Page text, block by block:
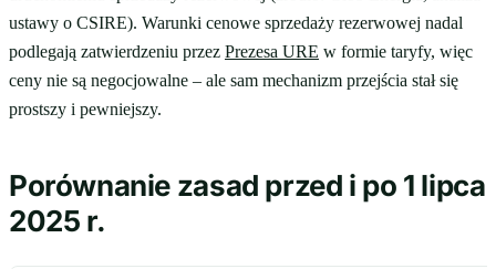
ustawy o CSIRE). Warunki cenowe sprzedaży rezerwowej nadal
podlegają zatwierdzeniu przez Prezesa URE w formie taryfy, więc
ceny nie są negocjowalne – ale sam mechanizm przejścia stał się
prostszy i pewniejszy.
Porównanie zasad przed i po 1 lipca
2025 r.